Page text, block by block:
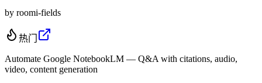
by roomi-fields
热门
Automate Google NotebookLM — Q&A with citations, audio,
video, content generation